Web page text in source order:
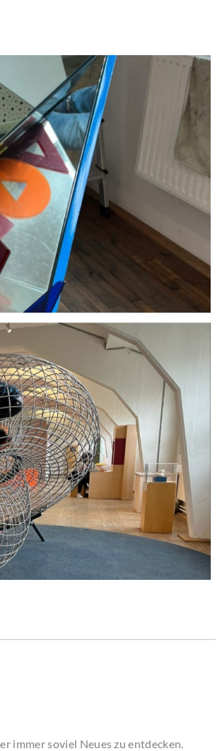
immer soviel Neues zu entdecken.